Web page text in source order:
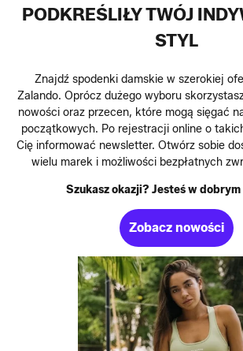
PODKREŚLIŁY TWÓJ
STYL
Znajdź spodenki damskie w szerokiej
Zalando. Oprócz dużego wyboru
nowości oraz przecen, które mogą sięgać
początkowych. Po rejestracji online o
Cię informować newsletter. Otwórz sobie
wielu marek i możliwości bezpłatnych
Szukasz okazji? Jesteś w
Zobacz nowości